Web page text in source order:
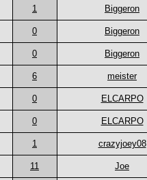
1 Biggeron
0 Biggeron
0 Biggeron
6 meister
0 ELCARPO
0 ELCARPO
1 crazyjoey08
11 Joe